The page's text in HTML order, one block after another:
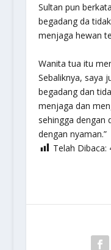
Sultan pun
begadang da
menjaga hewan
Wanita tua itu
Sebaliknya, saya
begadang dan
menjaga dan
sehingga dengan
dengan nyaman.”
Telah Dibaca: